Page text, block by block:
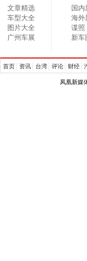
文章精选
车型大全
图片大全
广州车展
国
海外
谍照
新车
首页 资讯 台湾 评论 财经
凤凰新媒